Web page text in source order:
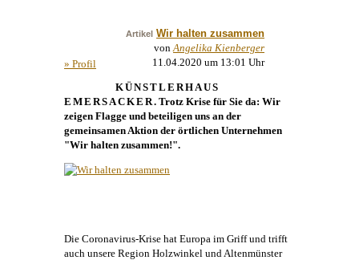
Artikel Wir halten zusammen
von Angelika Kienberger
» Profil
11.04.2020 um 13:01 Uhr
KÜNSTLERHAUS
EMERSACKER. Trotz Krise für Sie da: Wir
zeigen Flagge und beteiligen uns an der
gemeinsamen Aktion der örtlichen Unternehmen
"Wir halten zusammen!".
Die Coronavirus-Krise hat Europa im Griff und trifft
auch unsere Region Holzwinkel und Altenmünster